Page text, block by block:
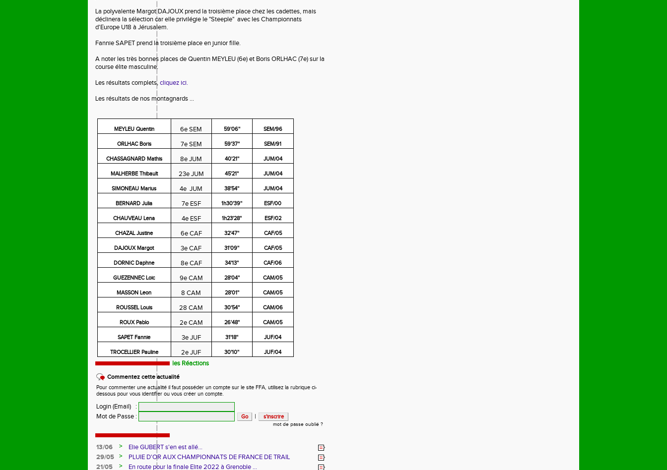
La polyvalente Margot DAJOUX prend la troisième place chez les cadettes, mais
déclinera la sélection car elle privilégie le "Steeple" avec les Championnats
d'Europe U18 à Jérusalem.
Fannie SAPET prend la troisième place en junior fille.
A noter les très bonnes places de Quentin MEYLEU (6e) et Boris ORLHAC (7e) sur la
course élite masculine.
Les résultats complets,cliquez ici.
Les résultats de nos montagnards ...
MEYLEU Quentin 6e SEM 59'06'' SEM/96
ORLHAC Boris 7e SEM 59'37'' SEM/91
CHASSAGNARD Mathis 8e JUM 40'21'' JUM/04
MALHERBE Thibault 23e JUM 45'21'' JUM/04
SIMONEAU Marius 4e JUM 38'54'' JUM/04
BERNARD Julia 7e ESF 1h30'39'' ESF/00
CHAUVEAU Lena 4e ESF 1h23'28'' ESF/02
CHAZAL Justine 6e CAF 32'47'' CAF/05
DAJOUX Margot 3e CAF 31'09'' CAF/05
DORNIC Daphne 8e CAF 34'13'' CAF/06
GUEZENNEC Loic 9e CAM 28'04'' CAM/05
MASSON Leon 8 CAM 28'01'' CAM/05
ROUSSEL Louis 28 CAM 30'54'' CAM/06
ROUX Pablo 2e CAM 26'48'' CAM/05
SAPET Fannie 3e JUF 31'18'' JUF/04
TROCELLIER Pauline 2e JUF 30'10'' JUF/04
les Réactions
Commentez cette actualité
Pour commenter une actualité il faut posséder un compte sur le site FFA, utilisez la rubrique ci-
dessous pour vous identifier ou vous créer un compte.
Login (Email)
:
Mot de Passe : |
mot de passe oublié ?
13/06 >
Elie GUBERT s'en est allé...
29/05
>
PLUIE D'OR AUX CHAMPIONNATS DE FRANCE DE TRAIL
21/05
>
En route pour la finale Elite 2022 à Grenoble ...